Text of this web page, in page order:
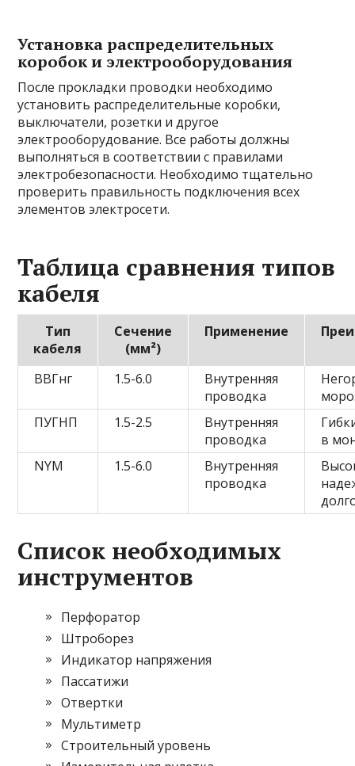
Установка распределительных
коробок и электрооборудования
После прокладки проводки необходимо
установить распределительные коробки,
выключатели, розетки и другое
электрооборудование. Все работы должны
выполняться в соответствии с правилами
электробезопасности. Необходимо тщательно
проверить правильность подключения всех
элементов электросети.
Таблица сравнения типов
кабеля
Тип
кабеля
Сечение
(мм²)
Применение
ВВГнг 1.5-6.0
Внутренняя
проводка
ПУГНП
1.5-2.5
Внутренняя
проводка
в
NYM
1.5-6.0
Внутренняя
проводка
Список необходимых
инструментов
Перфоратор
Штроборез
Индикатор напряжения
Пассатижи
Отвертки
Мультиметр
Строительный уровень